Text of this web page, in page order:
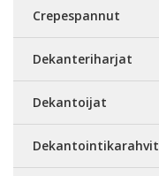
Crepespannut
Dekanteriharjat
Dekantoijat
Dekantointikarahvit